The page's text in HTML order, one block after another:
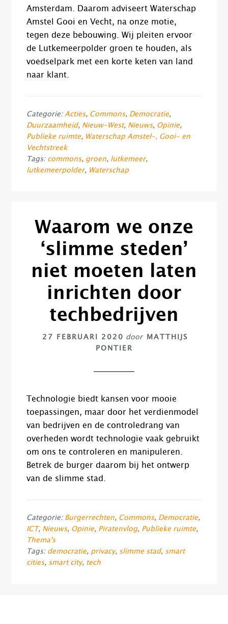
Amsterdam. Daarom adviseert Waterschap
Amstel Gooi en Vecht, na onze motie,
tegen deze bebouwing. Wij pleiten ervoor
de Lutkemeerpolder groen te houden, als
voedselpark met een korte keten van land
naar klant.
Categorie: Acties, Commons, Democratie,
Duurzaamheid, Nieuw-West, Nieuws, Opinie,
Publieke ruimte, Waterschap Amstel-, Gooi- en
Vechtstreek
Tags: commons, groen, lutkemeer,
lutkemeerpolder, Waterschap
Waarom we onze
‘slimme steden’
niet moeten laten
inrichten door
techbedrijven
27 FEBRUARI 2020 door MATTHIJS
PONTIER
Technologie biedt kansen voor mooie
toepassingen, maar door het verdienmodel
van bedrijven en de controledrang van
overheden wordt technologie vaak gebruikt
om ons te controleren en manipuleren.
Betrek de burger daarom bij het ontwerp
van de slimme stad.
Categorie: Burgerrechten, Commons, Democratie,
ICT, Nieuws, Opinie, Piratenvlog, Publieke ruimte,
Thema's
Tags: democratie, privacy, slimme stad, smart
cities, smart city, tech